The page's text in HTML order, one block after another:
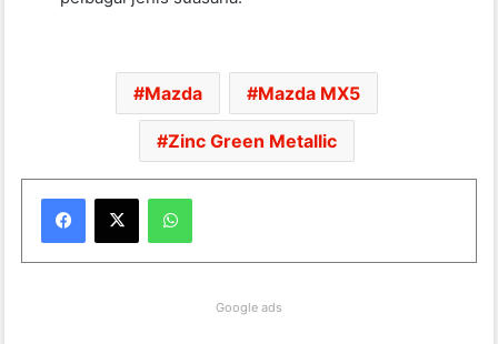
Mazda Mazda MX5
Zinc Green Metallic
Google ads